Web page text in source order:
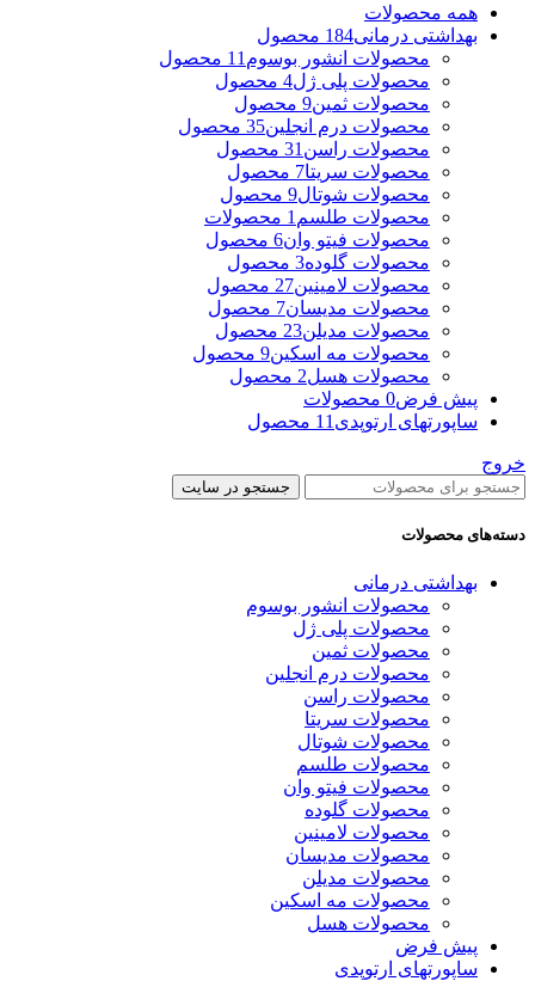
همه محصولات
بهداشتی درمانی184 محصول
محصولات انشور بوسوم 11 محصول
محصولات پلی ژل4 محصول
محصولات ثمین9 محصول
محصولات درم انجلین35 محصول
محصولات راسن 31 محصول
محصولات سریتا7 محصول
محصولات شوتال9 محصول
محصولات طلسم 1 محصولات
محصولات فیتو وان6 محصول
محصولات گلوده3 محصول
محصولات لامینین27 محصول
محصولات مدیسان7 محصول
محصولات مدیلن23 محصول
محصولات مه اسکین9 محصول
محصولات هسل2 محصول
پیش فرض0 محصولات
ساپورتهای ارتوپدی 11 محصول
خروج
جستجو در سایت
دسته‌های محصولات
بهداشتی درمانی
محصولات انشور بوسوم
محصولات پلی ژل
محصولات ثمین
محصولات درم انجلین
محصولات راسن
محصولات سریتا
محصولات شوتال
محصولات طلسم
محصولات فیتو وان
محصولات گلوده
محصولات لامینین
محصولات مدیسان
محصولات مدیلن
محصولات مه اسکین
محصولات هسل
پیش فرض
ساپورتهای ارتوپدی